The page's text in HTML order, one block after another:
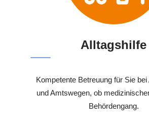
Alltagshilfe
Kompetente Betreuung für Sie
und Amtswegen, ob
Behördengang.